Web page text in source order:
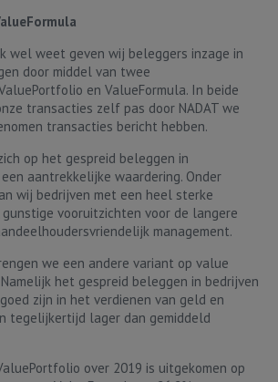
wel weet geven wij beleggers inzage in
door middel van twee
en ValueFormula. In beide
transacties zelf pas door NADAT we
transacties bericht hebben.
op het gespreid beleggen in
aantrekkelijke waardering. Onder
wij bedrijven met een heel sterke
vooruitzichten voor de langere
management.
we een andere variant op value
het gespreid beleggen in bedrijven
zijn in het verdienen van geld en
tegelijkertijd lager dan gemiddeld
over 2019 is uitgekomen op